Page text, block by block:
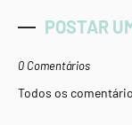
POSTAR
0 Comentários
Todos os